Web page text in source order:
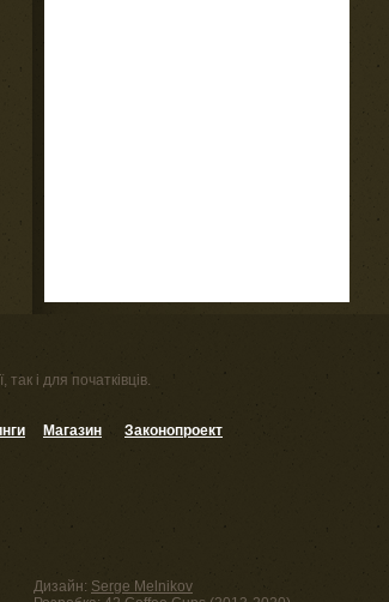
і для початківців.
Магазин Законопроект
Дизайн: Serge Melnikov